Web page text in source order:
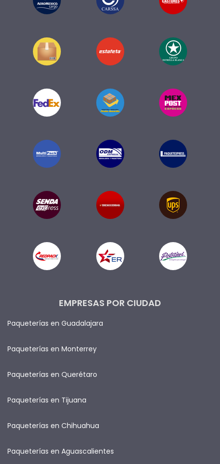
EMPRESAS POR CIUDAD
Paqueterías en Guadalajara
Paqueterías en Monterrey
Paqueterías en Querétaro
Paqueterías en Tijuana
Paqueterías en Chihuahua
Paqueterías en Aguascalientes